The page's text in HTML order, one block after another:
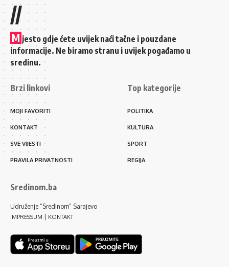
//
M jesto gdje ćete uvijek naći tačne i pouzdane
informacije. Ne biramo stranu i uvijek pogađamo u
sredinu.
Brzi linkovi
MOJI FAVORITI
KONTAKT
SVE VIJESTI
PRAVILA PRIVATNOSTI
Top kategorije
POLITIKA
KULTURA
SPORT
REGIJA
Sredinom.ba
Udruženje “Sredinom” Sarajevo
IMPRESSUM | KONTAKT